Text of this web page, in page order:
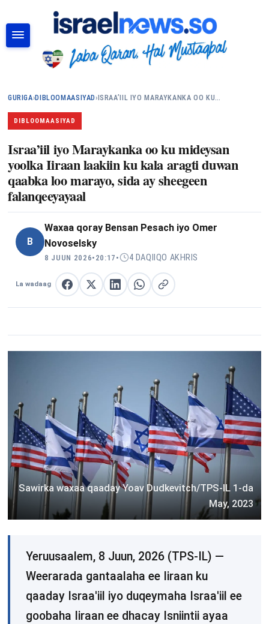
GURIGA›DIBLOOMAASIYAD› ISRAA’IIL IYO MARAYKANKA OO KU…
DIBLOOMAASIYAD
Israa’iil iyo Maraykanka oo ku mideysan
yoolka Iiraan laakiin ku kala aragti duwan
qaabka loo marayo, sida ay sheegeen
falanqeeyayaal
B
Waxaa qoray Bensan Pesach iyo Omer
Novoselsky
8 JUUN 2026• 20:17 • 4 DAQIIQO AKHRIS
La wadaag La wadaag Facebook
La wadaag XLa wadaag LinkedIn
La wadaag WhatsApp
Nuqul link
Sawirka waxaa qaaday Yoav Dudkevitch/TPS-IL 1-da
May, 2023
Yeruusaalem, 8 Juun, 2026 (TPS-IL) —
Weerarada gantaalaha ee Iiraan ku
qaaday Israa'iil iyo duqeymaha Israa'iil ee
goobaha Iiraan ee dhacay Isniintii ayaa